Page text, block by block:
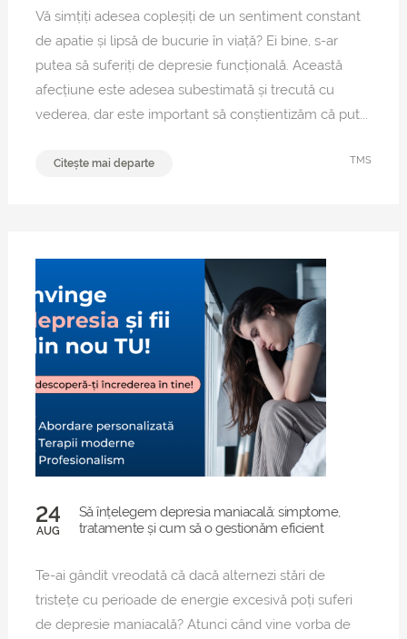
Vă simțiți adesea copleșiți de un sentiment constant
de apatie și lipsă de bucurie în viață? Ei bine, s-ar
putea să suferiți de depresie funcțională. Această
afecțiune este adesea subestimată și trecută cu
vederea, dar este important să conștientizăm că put...
Citește mai departe TMS
24
AUG
Să înțelegem depresia maniacală: simptome,
tratamente și cum să o gestionăm eficient
Te-ai gândit vreodată că dacă alternezi stări de
tristețe cu perioade de energie excesivă poți suferi
de depresie maniacală? Atunci când vine vorba de